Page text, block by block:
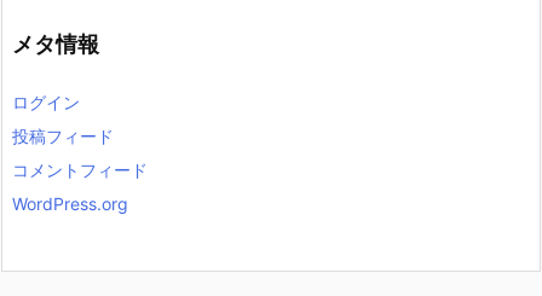
メタ情報
ログイン
投稿フィード
コメントフィード
WordPress.org